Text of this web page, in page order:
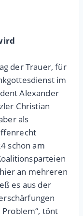
der Trauer, für
im
Alexander
Christian
als
schon am
an mehreren
es aus der
tönt